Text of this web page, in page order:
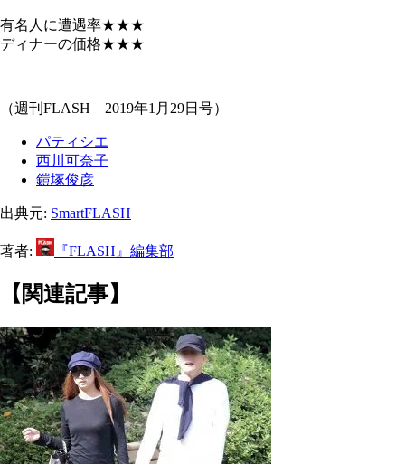
有名人に遭遇率★★★
ディナーの価格★★★
（週刊FLASH 2019年1月29日号）
パティシエ
西川可奈子
鎧塚俊彦
出典元: SmartFLASH
著者: 『FLASH』編集部
【関連記事】